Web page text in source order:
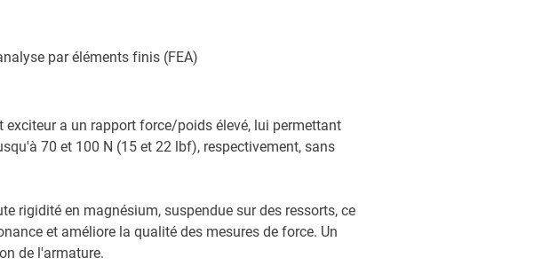
par éléments finis (FEA)
exciteur a un rapport force/poids élevé, lui permettant
70 et 100 N (15 et 22 lbf), respectivement, sans
rigidité en magnésium, suspendue sur des ressorts, ce
et améliore la qualité des mesures de force. Un
de l'armature.